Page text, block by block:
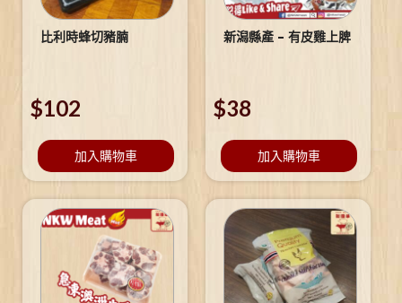
比利時蜂切豬腩
$102
加入購物車
新潟縣產 – 有皮雞上脾
$38
加入購物車